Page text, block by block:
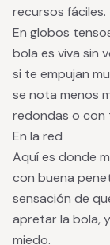
recursos fáciles.
En globos
bola es viva sin
si te empujan
se nota menos
redondas o con
En la red
Aquí es donde
con buena
sensación de
apretar la bola,
miedo.